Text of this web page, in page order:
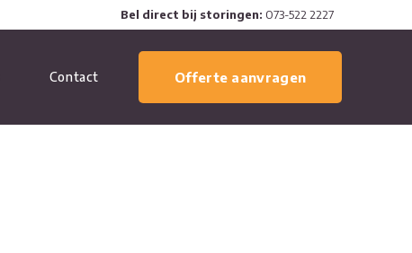
Bel direct bij storingen: 073-522 2227
Offerte aanvragen
Contact